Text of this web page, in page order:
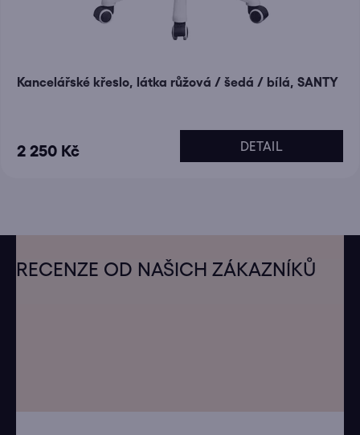
Kancelářské křeslo, látka růžová / šedá / bílá, SANTY
2 250 Kč DETAIL
RECENZE OD NAŠICH ZÁKAZNÍKŮ